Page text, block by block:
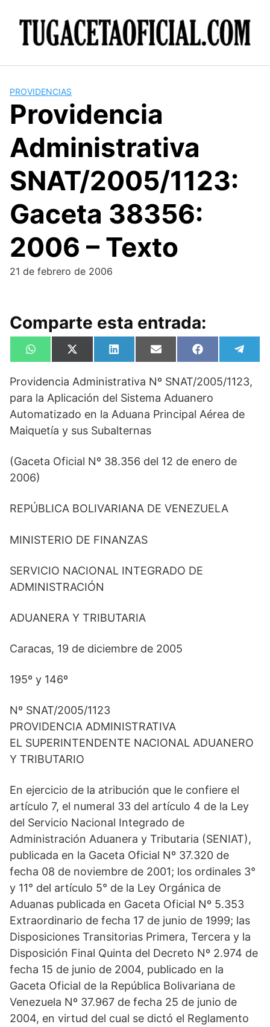
PROVIDENCIAS
Providencia
Administrativa
SNAT/2005/1123:
Gaceta 38356:
2006 – Texto
21 de febrero de 2006
Comparte esta entrada:
Compartir
en
W
h
t
s
A
p
p
Compartir
en
X
(
w
t
t
e
r
Compartir
en
L
i
k
e
d
I
n
Compartir
en
E
m
i
Compartir
en
F
a
e
o
o
k
en
e
e
a
m
Providencia Administrativa Nº SNAT/2005/1123,
para la Aplicación del Sistema Aduanero
Automatizado en la Aduana Principal Aérea de
Maiquetía y sus Subalternas
(Gaceta Oficial Nº 38.356 del 12 de enero de
2006)
REPÚBLICA BOLIVARIANA DE VENEZUELA
MINISTERIO DE FINANZAS
SERVICIO NACIONAL INTEGRADO DE
ADMINISTRACIÓN
ADUANERA Y TRIBUTARIA
Caracas, 19 de diciembre de 2005
195º y 146º
Nº SNAT/2005/1123
PROVIDENCIA ADMINISTRATIVA
EL SUPERINTENDENTE NACIONAL ADUANERO
Y TRIBUTARIO
En ejercicio de la atribución que le confiere el
artículo 7, el numeral 33 del artículo 4 de la Ley
del Servicio Nacional Integrado de
Administración Aduanera y Tributaria (SENIAT),
publicada en la Gaceta Oficial Nº 37.320 de
fecha 08 de noviembre de 2001; los ordinales 3°
y 11° del artículo 5° de la Ley Orgánica de
Aduanas publicada en Gaceta Oficial Nº 5.353
Extraordinario de fecha 17 de junio de 1999; las
Disposiciones Transitorias Primera, Tercera y la
Disposición Final Quinta del Decreto Nº 2.974 de
fecha 15 de junio de 2004, publicado en la
Gaceta Oficial de la República Bolivariana de
Venezuela Nº 37.967 de fecha 25 de junio de
2004, en virtud del cual se dictó el Reglamento